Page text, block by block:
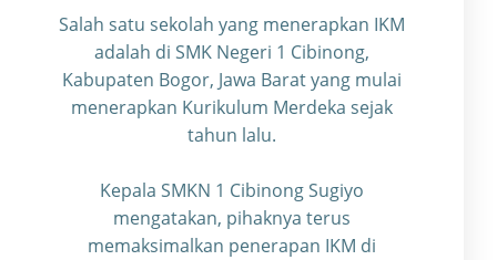
Salah satu sekolah yang menerapkan IKM
adalah di SMK Negeri 1 Cibinong,
Kabupaten Bogor, Jawa Barat yang mulai
menerapkan Kurikulum Merdeka sejak
tahun lalu.
Kepala SMKN 1 Cibinong Sugiyo
mengatakan, pihaknya terus
memaksimalkan penerapan IKM di